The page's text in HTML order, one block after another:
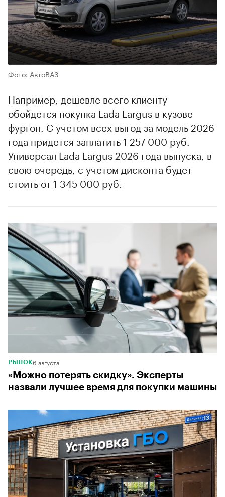
Фото: АвтоВАЗ
Например, дешевле всего клиенту
обойдется покупка Lada Largus в кузове
фургон. С учетом всех выгод за модель 2026
года придется заплатить 1 257 000 руб.
Универсал Lada Largus 2026 года выпуска, в
свою очередь, с учетом дисконта будет
стоить от 1 345 000 руб.
РЫНОК6 августа
«Можно потерять скидку». Эксперты
назвали лучшее время для покупки машины